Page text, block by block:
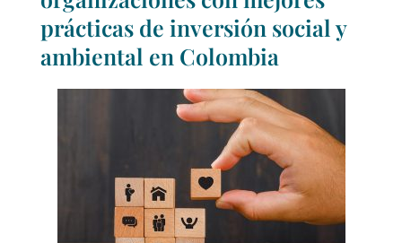
prácticas de inversión social y
ambiental en Colombia